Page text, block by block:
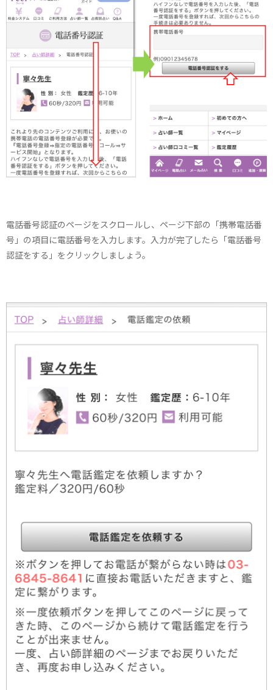
電話番号認証のページをスクロールし、ページ下部の「携帯電話番
号」の項目に電話番号を入力します。入力が完了したら「電話番号
認証をする」をクリックしましょう。